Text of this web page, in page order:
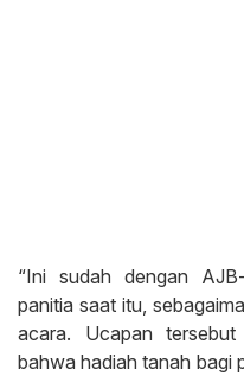
“Ini sudah dengan
panitia saat itu,
acara. Ucapan
bahwa hadiah tanah bagi